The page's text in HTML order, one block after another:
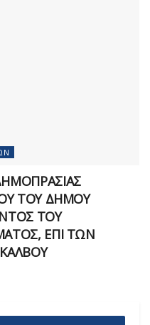
ΤΟΥ ΔΗΜΟΥ
ΤΟΥ
ΕΠΙ ΤΩΝ